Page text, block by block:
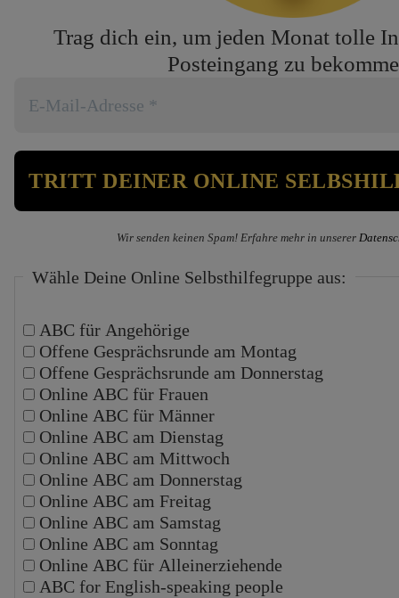
Trag dich ein, um jeden Monat tolle
Posteingang zu
Wir senden keinen Spam! Erfahre mehr in unserer
Wähle Deine Online Selbsthilfegruppe aus:
ABC für Angehörige
Offene Gesprächsrunde am Montag
Offene Gesprächsrunde am Donnerstag
Online ABC für Frauen
Online ABC für Männer
Online ABC am Dienstag
Online ABC am Mittwoch
Online ABC am Donnerstag
Online ABC am Freitag
Online ABC am Samstag
Online ABC am Sonntag
Online ABC für Alleinerziehende
ABC for English-speaking people